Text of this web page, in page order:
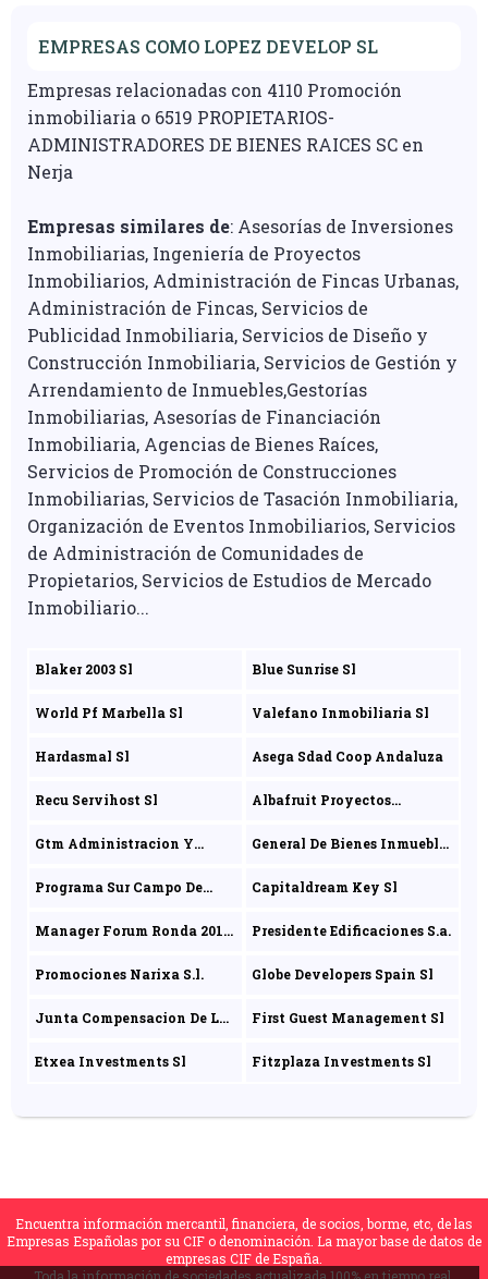
EMPRESAS COMO LOPEZ DEVELOP SL
Empresas relacionadas con 4110 Promoción
inmobiliaria o 6519 PROPIETARIOS-
ADMINISTRADORES DE BIENES RAICES SC en
Nerja
Empresas similares de: Asesorías de Inversiones
Inmobiliarias, Ingeniería de Proyectos
Inmobiliarios, Administración de Fincas Urbanas,
Administración de Fincas, Servicios de
Publicidad Inmobiliaria, Servicios de Diseño y
Construcción Inmobiliaria, Servicios de Gestión y
Arrendamiento de Inmuebles,Gestorías
Inmobiliarias, Asesorías de Financiación
Inmobiliaria, Agencias de Bienes Raíces,
Servicios de Promoción de Construcciones
Inmobiliarias, Servicios de Tasación Inmobiliaria,
Organización de Eventos Inmobiliarios, Servicios
de Administración de Comunidades de
Propietarios, Servicios de Estudios de Mercado
Inmobiliario...
Blaker 2003 Sl Blue Sunrise Sl
World Pf Marbella Sl Valefano Inmobiliaria Sl
Hardasmal Sl Asega Sdad Coop Andaluza
Recu Servihost Sl
Albafruit Proyectos
Gtm Administracion Y
General De Bienes Inmuebles
Programa Sur Campo De
Capitaldream Key Sl
Manager Forum Ronda 2017
Presidente Edificaciones S.a.
Promociones Narixa S.l. Globe Developers Spain Sl
Junta Compensacion De La
Sector Sup-t-12
First Guest Management Sl
Etxea Investments Sl Fitzplaza Investments Sl
Encuentra información mercantil, financiera, de socios, borme, etc, de las
Empresas Españolas por su CIF o denominación. La mayor base de datos de
empresas CIF de España.